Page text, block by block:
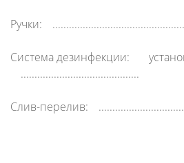
Ручки:
Система дезинфекции:
Слив-перелив: